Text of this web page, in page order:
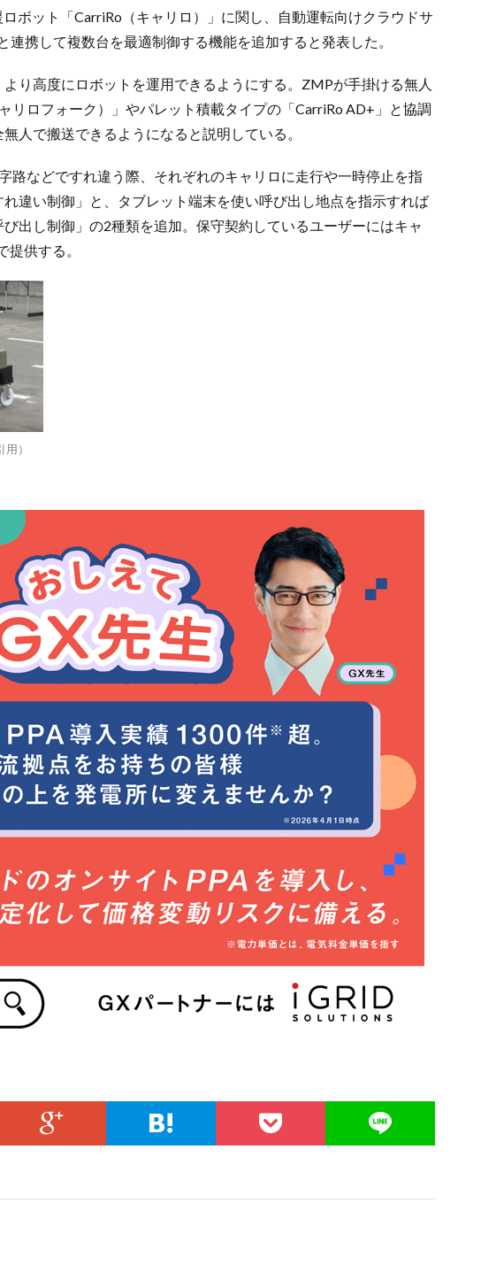
ボット「CarriRo（キャリロ）」に関し、自動運転向けクラウドサ
携して複数台を最適制御する機能を追加すると発表した。
り高度にロボットを運用できるようにする。ZMPが手掛ける無人
リロフォーク）」やパレット積載タイプの「CarriRo AD+」と協調
人で搬送できるようになると説明している。
路などですれ違う際、それぞれのキャリロに走行や一時停止を指
違い制御」と、タブレット端末を使い呼び出し地点を指示すれば
出し制御」の2種類を追加。保守契約しているユーザーにはキャ
供する。
）